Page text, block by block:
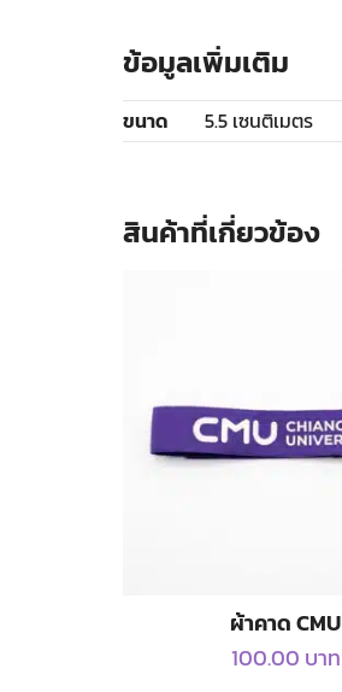
ข้อมูลเพิ่มเติม
ขนาด 5.5 เซนติเมตร
สินค้าที่เกี่ยวข้อง
ผ้าคาด CMU
100.00 บาท